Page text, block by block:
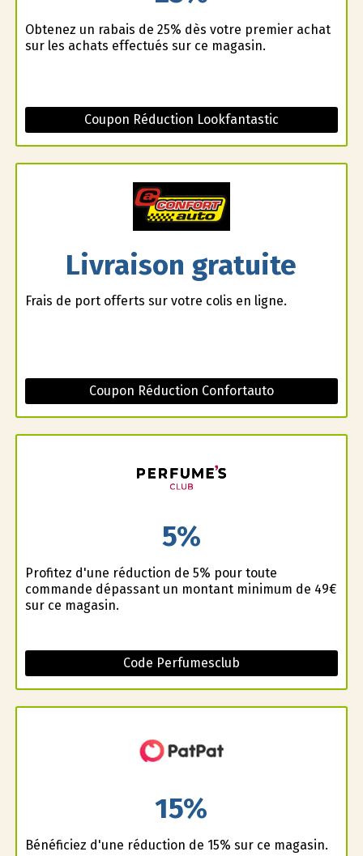
Obtenez un rabais de 25% dès votre premier achat
sur les achats effectués sur ce magasin.
Coupon Réduction Lookfantastic
Livraison gratuite
Frais de port offerts sur votre colis en ligne.
Coupon Réduction Confortauto
5%
Profitez d'une réduction de 5% pour toute
commande dépassant un montant minimum de 49€
sur ce magasin.
Code Perfumesclub
15%
Bénéficiez d'une réduction de 15% sur ce magasin.